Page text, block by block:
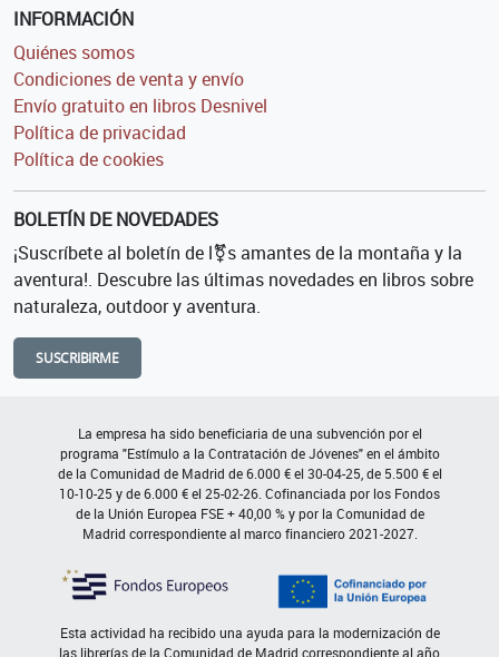
INFORMACIÓN
Quiénes somos
Condiciones de venta y envío
Envío gratuito en libros Desnivel
Política de privacidad
Política de cookies
BOLETÍN DE NOVEDADES
¡Suscríbete al boletín de l⚧s amantes de la montaña y la
aventura!. Descubre las últimas novedades en libros sobre
naturaleza, outdoor y aventura.
SUSCRIBIRME
La empresa ha sido beneficiaria de una subvención por el
programa "Estímulo a la Contratación de Jóvenes" en el ámbito
de la Comunidad de Madrid de 6.000 € el 30-04-25, de 5.500 € el
10-10-25 y de 6.000 € el 25-02-26. Cofinanciada por los Fondos
de la Unión Europea FSE + 40,00 % y por la Comunidad de
Madrid correspondiente al marco financiero 2021-2027.
Esta actividad ha recibido una ayuda para la modernización de
las librerías de la Comunidad de Madrid correspondiente al año